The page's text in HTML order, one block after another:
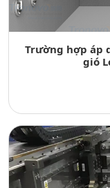
Trường hợp áp
gió